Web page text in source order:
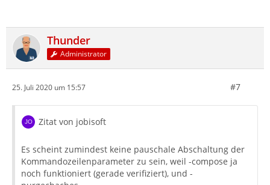
Thunder
Administrator
25. Juli 2020 um 15:57 #7
Zitat von jobisoft
Es scheint zumindest keine pauschale Abschaltung der
Kommandozeilenparameter zu sein, weil -compose ja
noch funktioniert (gerade verifiziert), und -